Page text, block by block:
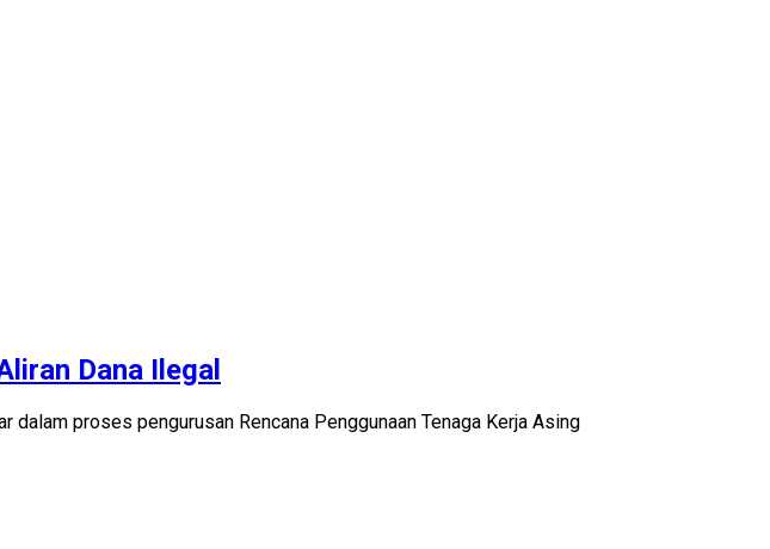
Dana Ilegal
proses pengurusan Rencana Penggunaan Tenaga Kerja Asing